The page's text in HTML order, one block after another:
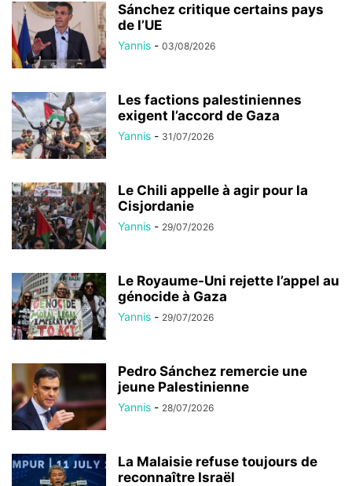
Sánchez critique certains pays
de l’UE
Yannis - 03/08/2026
Les factions palestiniennes
exigent l’accord de Gaza
Yannis - 31/07/2026
Le Chili appelle à agir pour la
Cisjordanie
Yannis - 29/07/2026
Le Royaume-Uni rejette l’appel au
génocide à Gaza
Yannis - 29/07/2026
Pedro Sánchez remercie une
jeune Palestinienne
Yannis - 28/07/2026
La Malaisie refuse toujours de
reconnaître Israël